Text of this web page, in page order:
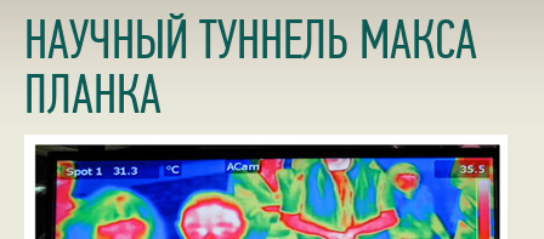
НАУЧНЫЙ ТУННЕЛЬ МАКСА
ПЛАНКА